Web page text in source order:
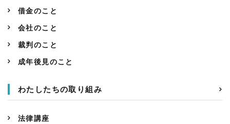
借金のこと
会社のこと
裁判のこと
成年後見のこと
わたしたちの取り組み
法律講座